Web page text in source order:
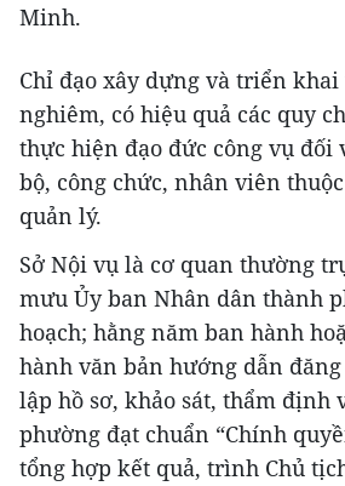
Minh.
Chỉ đạo xây dựng và triển
nghiêm, có hiệu quả các quy
thực hiện đạo đức công vụ đối
bộ, công chức, nhân viên
quản lý.
Sở Nội vụ là cơ quan thường
mưu Ủy ban Nhân dân thành
hoạch; hằng năm ban hành
hành văn bản hướng dẫn
lập hồ sơ, khảo sát, thẩm định
phường đạt chuẩn “Chính
tổng hợp kết quả, trình Chủ